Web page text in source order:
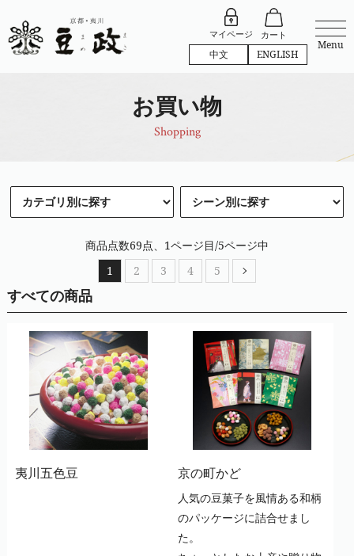
マイページ カート
中文 ENGLISH
Menu
お買い物
Shopping
商品点数69点、1ページ目/5ページ中
1
2 3 4 5
すべての商品
夷川五色豆 京の町かど
人気の豆菓子を風情ある和柄
のパッケージに詰合せまし
た。